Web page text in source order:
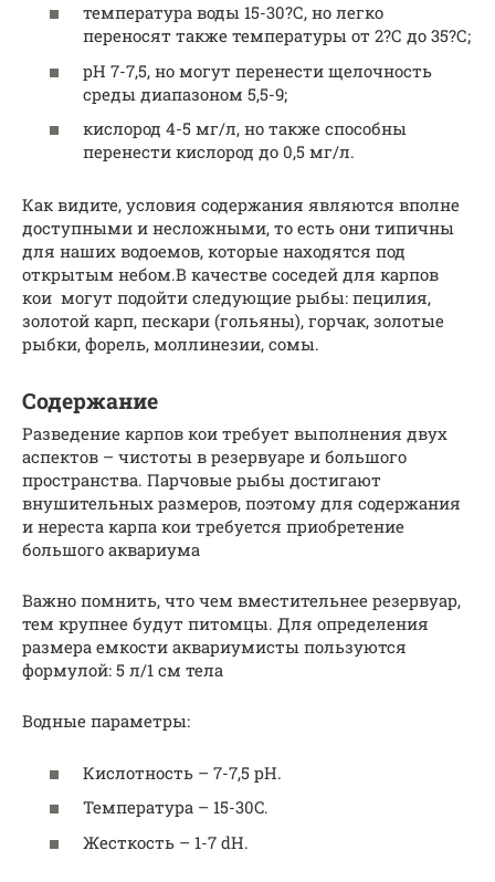
температура воды 15-30?С, но легко
переносят также температуры от 2?С до 35?С;
pH 7-7,5, но могут перенести щелочность
среды диапазоном 5,5-9;
кислород 4-5 мг/л, но также способны
перенести кислород до 0,5 мг/л.
Как видите, условия содержания являются вполне
доступными и несложными, то есть они типичны
для наших водоемов, которые находятся под
открытым небом.В качестве соседей для карпов
кои могут подойти следующие рыбы: пецилия,
золотой карп, пескари (гольяны), горчак, золотые
рыбки, форель, моллинезии, сомы.
Содержание
Разведение карпов кои требует выполнения двух
аспектов – чистоты в резервуаре и большого
пространства. Парчовые рыбы достигают
внушительных размеров, поэтому для содержания
и нереста карпа кои требуется приобретение
большого аквариума
Важно помнить, что чем вместительнее резервуар,
тем крупнее будут питомцы. Для определения
размера емкости аквариумисты пользуются
формулой: 5 л/1 см тела
Водные параметры:
Кислотность – 7-7,5 pH.
Температура – 15-30C.
Жесткость – 1-7 dH.